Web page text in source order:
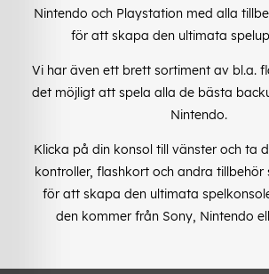
Nintendo och Playstation med alla
för att skapa den ultimata
Vi har även ett brett sortiment av bl.a.
det möjligt att spela alla de bästa
Nintendo.
Klicka på din konsol till vänster och ta
kontroller, flashkort och andra tillbehör
för att skapa den ultimata
den kommer från Sony, Nintendo